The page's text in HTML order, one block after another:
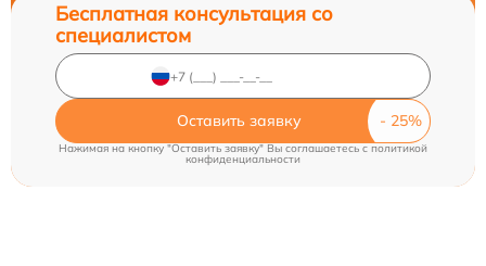
Бесплатная консультация со
специалистом
Оставить заявку
Нажимая на кнопку "Оставить заявку" Вы соглашаетесь cполитикой
конфиденциальности